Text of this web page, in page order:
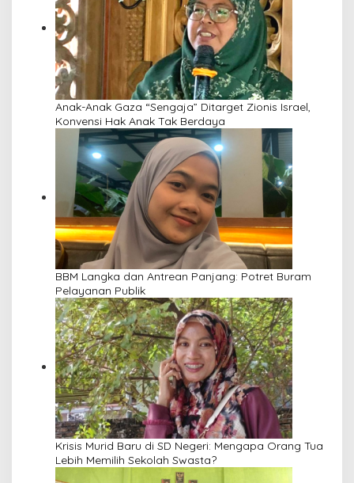
Anak-Anak Gaza “Sengaja” Ditarget Zionis Israel,
Konvensi Hak Anak Tak Berdaya
BBM Langka dan Antrean Panjang: Potret Buram
Pelayanan Publik
Krisis Murid Baru di SD Negeri: Mengapa Orang Tua
Lebih Memilih Sekolah Swasta?